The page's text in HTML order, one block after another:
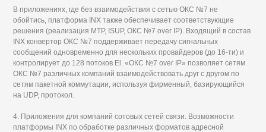
В приложениях, где без взаимодействия с сетью ОКС №7 не
обойтись, платформа INX также обеспечивает соответствующие
решения (реализация МТР, ISUP, ОКС №7 over IP). Входящий в состав
INX конвертор ОКС №7 поддерживает передачу сигнальных
сообщений одновременно для нескольких провайдеров (до 16-ти) и
контролирует до 128 потоков El. «ОКС №7 over IP» позволяет сетям
ОКС №7 различных компаний взаимодействовать друг с другом по
сетям пакетной коммутации, используя фирменный, базирующийся
на UDP, протокол.
4. Приложения для компаний сотовых сетей связи. Возможности
платформы INX по обработке различных форматов адресной